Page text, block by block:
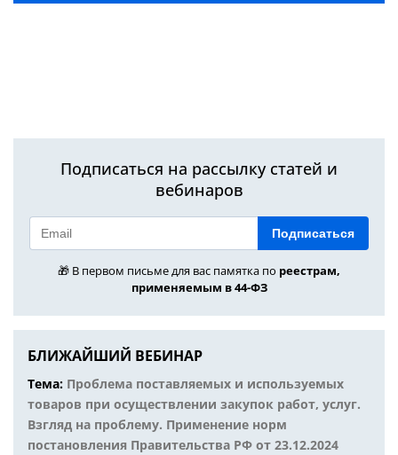
Подписаться на рассылку статей и
вебинаров
Подписаться
🎁 В первом письме для вас памятка по реестрам,
применяемым в 44-ФЗ
БЛИЖАЙШИЙ ВЕБИНАР
Тема: Проблема поставляемых и используемых
товаров при осуществлении закупок работ, услуг.
Взгляд на проблему. Применение норм
постановления Правительства РФ от 23.12.2024